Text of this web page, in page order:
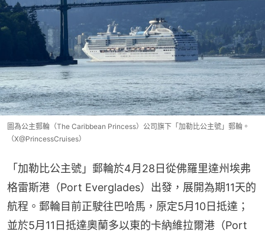
圖為公主郵輪（The Caribbean Princess）公司旗下「加勒比公主號」郵輪。
（X@PrincessCruises）
「加勒比公主號」郵輪於4月28日從佛羅里達州埃弗
格雷斯港（Port Everglades）出發，展開為期11天的
航程。郵輪目前正駛往巴哈馬，原定5月10日抵達；
並於5月11日抵達奧蘭多以東的卡納維拉爾港（Port